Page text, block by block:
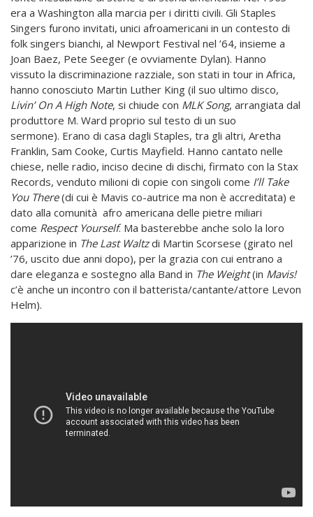
era a Washington alla marcia per i diritti civili. Gli Staples
Singers furono invitati, unici afroamericani in un contesto di
folk singers bianchi, al Newport Festival nel ’64, insieme a
Joan Baez, Pete Seeger (e ovviamente Dylan). Hanno
vissuto la discriminazione razziale, son stati in tour in Africa,
hanno conosciuto Martin Luther King (il suo ultimo disco,
Livin’ On A High Note, si chiude con MLK Song, arrangiata dal
produttore M. Ward proprio sul testo di un suo
sermone). Erano di casa dagli Staples, tra gli altri, Aretha
Franklin, Sam Cooke, Curtis Mayfield. Hanno cantato nelle
chiese, nelle radio, inciso decine di dischi, firmato con la Stax
Records, venduto milioni di copie con singoli come I’ll Take
You There(di cui è Mavis co-autrice ma non è accreditata) e
dato alla comunità afro americana delle pietre miliari
come Respect Yourself. Ma basterebbe anche solo la loro
apparizione in The Last Waltzdi Martin Scorsese (girato nel
’76, uscito due anni dopo), per la grazia con cui entrano a
dare eleganza e sostegno alla Band in The Weight(in Mavis!
c’è anche un incontro con il batterista/cantante/attore Levon
Helm).